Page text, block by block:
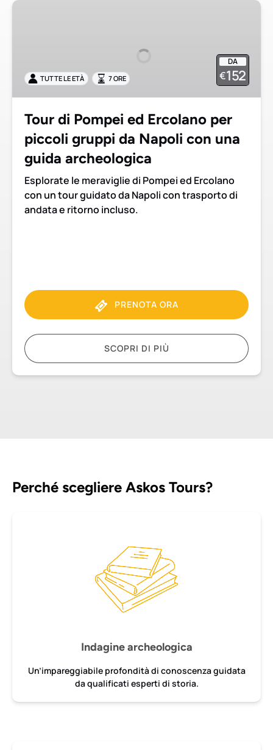
Tour
per
piccoli
Napoli
con
una
guida
archeologica
DA
€152
TUTTE LE ETÀ 7 ORE
Tour di Pompei ed Ercolano per
piccoli gruppi da Napoli con una
guida archeologica
Esplorate le meraviglie di Pompei ed Ercolano
con un tour guidato da Napoli con trasporto di
andata e ritorno incluso.
PRENOTA ORA
SCOPRI DI PIÙ
Perché scegliere Askos Tours?
Indagine archeologica
Un’impareggiabile profondità di conoscenza guidata
da qualificati esperti di storia.